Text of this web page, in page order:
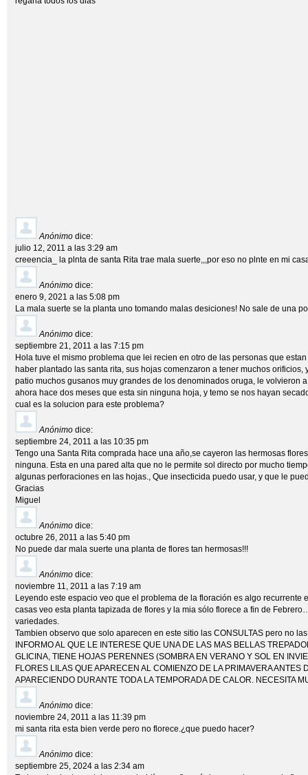
Anónimo dice:
julio 12, 2011 a las 3:29 am
creeencia_ la plnta de santa Rita trae mala suerte,,,por eso no plnte en mi
Anónimo dice:
enero 9, 2021 a las 5:08 pm
La mala suerte se la planta uno tomando malas desiciones! No sale de una
Anónimo dice:
septiembre 21, 2011 a las 7:15 pm
Hola tuve el mismo problema que lei recien en otro de las personas que
haber plantado las santa rita, sus hojas comenzaron a tener muchos orificios,
patio muchos gusanos muy grandes de los denominados oruga, le volvieron
ahora hace dos meses que esta sin ninguna hoja, y temo se nos hayan
cual es la solucion para este problema?
Anónimo dice:
septiembre 24, 2011 a las 10:35 pm
Tengo una Santa Rita comprada hace una año,se cayeron las hermosas
ninguna. Esta en una pared alta que no le permite sol directo por mucho
algunas perforaciones en las hojas., Que insecticida puedo usar, y que le
Gracias
Miguel
Anónimo dice:
octubre 26, 2011 a las 5:40 pm
No puede dar mala suerte una planta de flores tan hermosas!!!
Anónimo dice:
noviembre 11, 2011 a las 7:19 am
Leyendo este espacio veo que el problema de la floración es algo
casas veo esta planta tapizada de flores y la mia sólo florece a fin de
variedades.
Tambien observo que solo aparecen en este sitio las CONSULTAS pero no
INFORMO AL QUE LE INTERESE QUE UNA DE LAS MAS BELLAS
GLICINA, TIENE HOJAS PERENNES (SOMBRA EN VERANO Y SOL EN
FLORES LILAS QUE APARECEN AL COMIENZO DE LA PRIMAVERA ANTES
APARECIENDO DURANTE TODA LA TEMPORADA DE CALOR. NECESITA
Anónimo dice:
noviembre 24, 2011 a las 11:39 pm
mi santa rita esta bien verde pero no florece.¿que puedo hacer?
Anónimo dice:
septiembre 25, 2024 a las 2:34 am